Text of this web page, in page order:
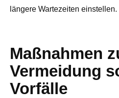
längere Wartezeiten einstellen.
Maßnahmen
Vermeidung
Vorfälle